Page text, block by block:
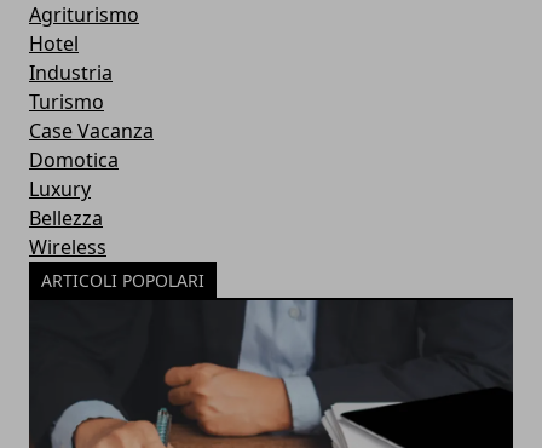
Agriturismo
Hotel
Industria
Turismo
Case Vacanza
Domotica
Luxury
Bellezza
Wireless
ARTICOLI POPOLARI